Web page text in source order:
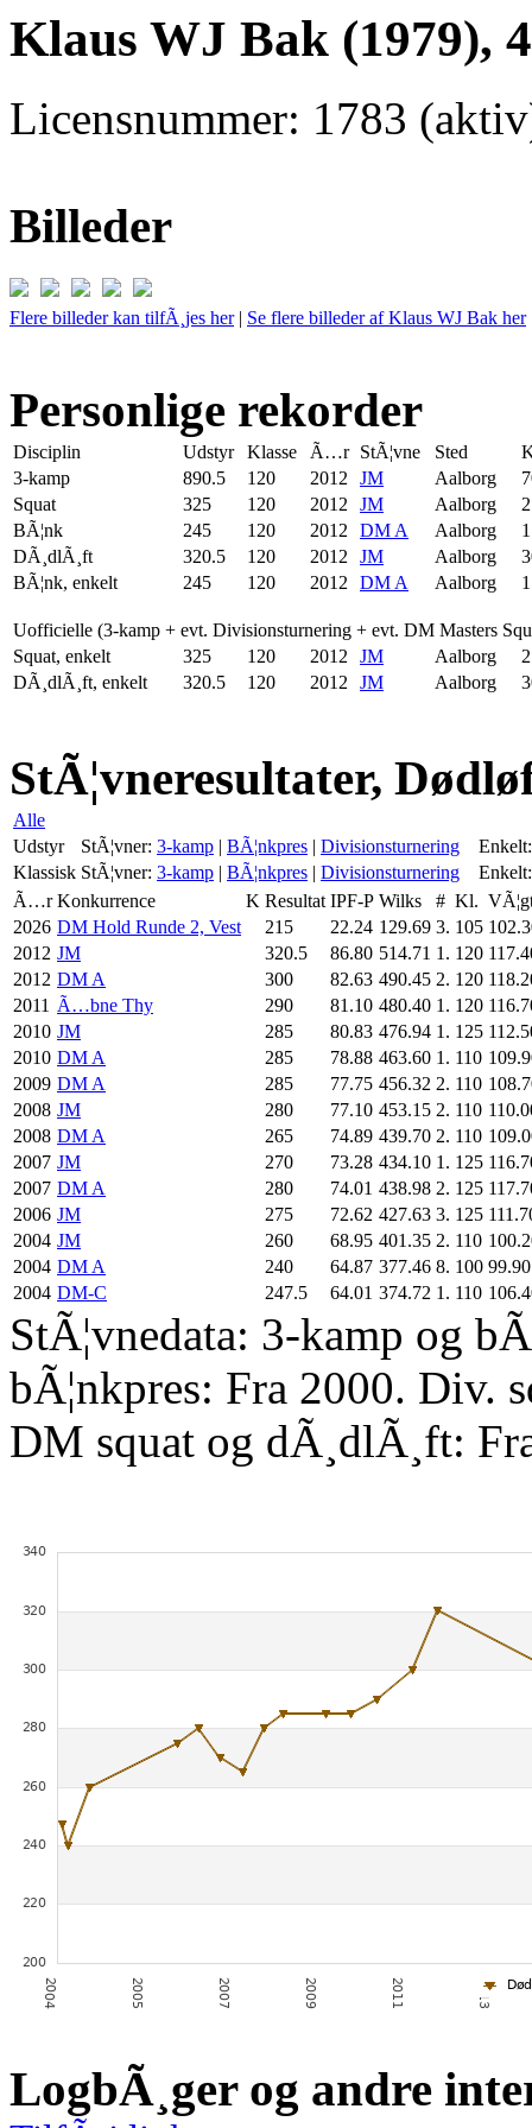
Klaus WJ Bak (1979),
Licensnummer: 1783
Billeder
Flere billeder kan tilfÃ¸jes her| Se flere billeder af Klaus WJ Bak her
Personlige rekorder
Disciplin Udstyr Klasse Ã…r StÃ¦vne Sted
3-kamp
890.5 120 2012 JM Aalborg
Squat
325 120 2012 JM Aalborg
BÃ¦nk
245 120 2012 DM A Aalborg
DÃ¸dlÃ¸ft
320.5 120 2012 JM Aalborg
BÃ¦nk, enkelt
245 120 2012 DM A Aalborg
Uofficielle (3-kamp + evt. Divisionsturnering + evt. DM Masters
Squat, enkelt
325 120 2012 JM Aalborg
DÃ¸dlÃ¸ft, enkelt
320.5 120 2012 JM Aalborg
StÃ¦vneresultater,
Alle
Udstyr
StÃ¦vner: 3-kamp | BÃ¦nkpres | Divisionsturnering
Enkelt:
Klassisk StÃ¦vner: 3-kamp | BÃ¦nkpres | Divisionsturnering
Enkelt:
Ã…r Konkurrence K Resultat IPF-P Wilks # Kl.
2026 DM Hold Runde 2, Vest 215 22.24 129.69 3. 105
2012 JM 320.5 86.80 514.71 1. 120
2012 DM A 300 82.63 490.45 2. 120
2011 Ã…bne Thy 290 81.10 480.40 1. 120
2010 JM 285 80.83 476.94 1. 125
2010 DM A 285 78.88 463.60 1. 110
2009 DM A 285 77.75 456.32 2. 110
2008 JM 280 77.10 453.15 2. 110
2008 DM A 265 74.89 439.70 2. 110
2007 JM 270 73.28 434.10 1. 125
2007 DM A 280 74.01 438.98 2. 125
2006 JM 275 72.62 427.63 3. 125
2004 JM 260 68.95 401.35 2. 110
2004 DM A 240 64.87 377.46 8. 100 99.90
2004 DM-C 247.5 64.01 374.72 1. 110
StÃ¦vnedata: 3-kamp og
bÃ¦nkpres: Fra 2000. Div.
DM squat og dÃ¸dlÃ¸ft:
LogbÃ¸ger og andre